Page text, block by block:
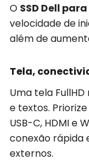
O SSD Dell
velocidade de
além de
Tela,
Uma tela
e textos.
USB-C, HDMI e
conexão rápida
externos.